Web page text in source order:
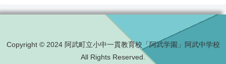
Copyright © 2024 阿武町立小中一貫教育校「阿武学園」阿武中学校
All Rights Reserved.